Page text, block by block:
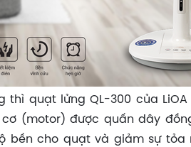
thì quạt lửng QL-300 của
(motor) được quấn dây
bền cho quạt và giảm sự tỏa